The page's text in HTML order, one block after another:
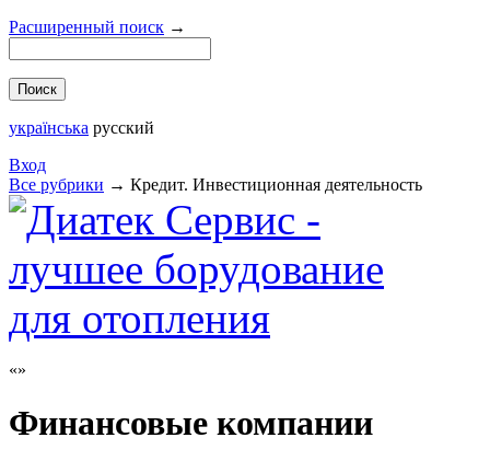
Расширенный поиск →
українська русский
Вход
Все рубрики → Кредит. Инвестиционная деятельность
Финансовые компании